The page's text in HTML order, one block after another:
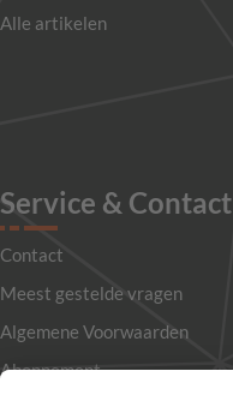
Alle artikelen
Service & Contact
Contact
Meest gestelde vragen
Algemene Voorwaarden
Abonnement